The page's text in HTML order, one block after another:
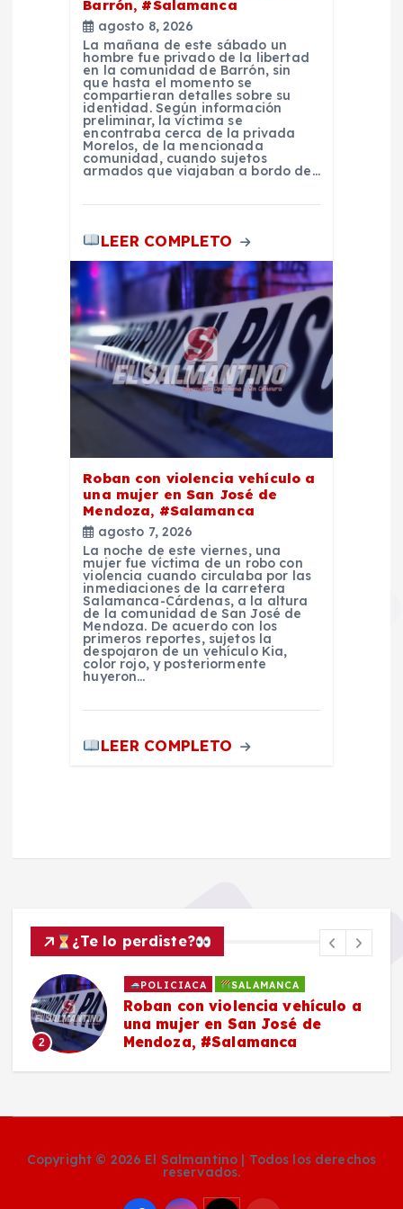
Barrón, #Salamanca
agosto 8, 2026
La mañana de este sábado un
hombre fue privado de la libertad
en la comunidad de Barrón, sin
que hasta el momento se
compartieran detalles sobre su
identidad. Según información
preliminar, la víctima se
encontraba cerca de la privada
Morelos, de la mencionada
comunidad, cuando sujetos
armados que viajaban a bordo de…
LEER COMPLETO
Roban con violencia vehículo a
una mujer en San José de
Mendoza, #Salamanca
agosto 7, 2026
La noche de este viernes, una
mujer fue víctima de un robo con
violencia cuando circulaba por las
inmediaciones de la carretera
Salamanca-Cárdenas, a la altura
de la comunidad de San José de
Mendoza. De acuerdo con los
primeros reportes, sujetos la
despojaron de un vehículo Kia,
color rojo, y posteriormente
huyeron…
LEER COMPLETO
¿Te lo perdiste?
2
POLICIACA SALAMANCA
Roban con violencia vehículo a
una mujer en San José de
Mendoza, #Salamanca
Copyright © 2026 El Salmantino | Todos los derechos
reservados.